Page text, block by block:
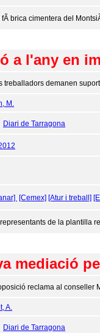
fÃ brica cimentera del
a l'any en
treballadors demanen
M.
Diari de Tarragona
[Cemex] [Atur i treball]
representants de la plantilla
mediació
reclama al conseller
A.
Diari de Tarragona